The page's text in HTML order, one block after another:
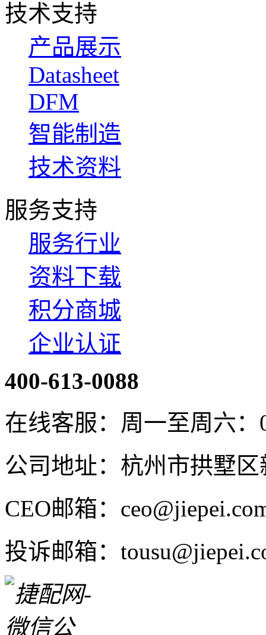
技术支持
产品展示
Datasheet
DFM
智能制造
技术资料
服务支持
服务行业
资料下载
积分商城
企业认证
400-613-0088
在线客服：周一至周六：
公司地址：杭州市拱墅
CEO邮箱：
投诉邮箱：